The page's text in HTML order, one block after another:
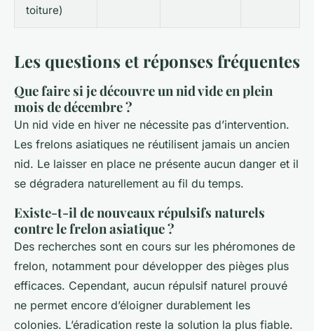
toiture)
Les questions et réponses fréquentes
Que faire si je découvre un nid vide en plein
mois de décembre ?
Un nid vide en hiver ne nécessite pas d’intervention.
Les frelons asiatiques ne réutilisent jamais un ancien
nid. Le laisser en place ne présente aucun danger et il
se dégradera naturellement au fil du temps.
Existe-t-il de nouveaux répulsifs naturels
contre le frelon asiatique ?
Des recherches sont en cours sur les phéromones de
frelon, notamment pour développer des pièges plus
efficaces. Cependant, aucun répulsif naturel prouvé
ne permet encore d’éloigner durablement les
colonies. L’éradication reste la solution la plus fiable.